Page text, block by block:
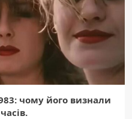
чому його визнали